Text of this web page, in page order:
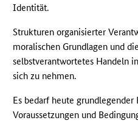
Identität.
Strukturen organisierter
moralischen Grundlagen und
selbstverantwortetes Handeln
sich zu nehmen.
Es bedarf heute
Voraussetzungen und